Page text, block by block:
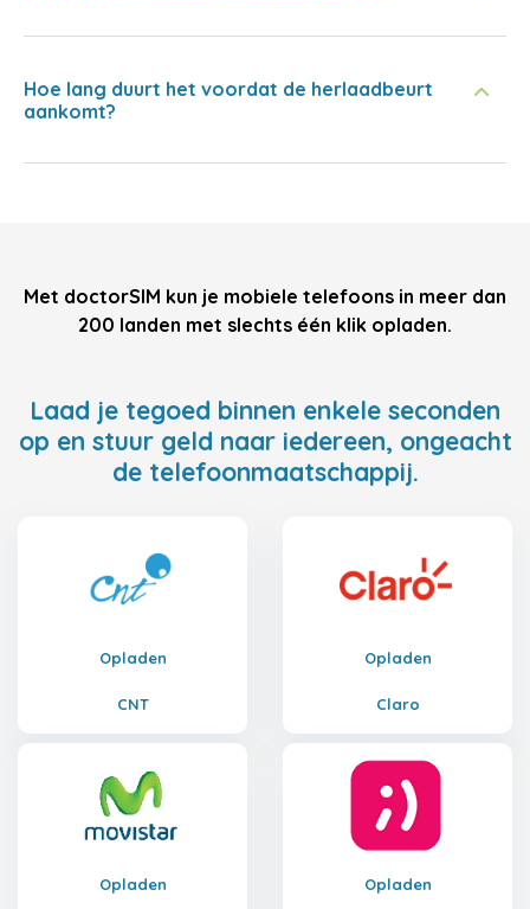
Hoe lang duurt het voordat de herlaadbeurt
aankomt?
Met doctorSIM kun je mobiele telefoons in meer dan
200 landen met slechts één klik opladen.
Laad je tegoed binnen enkele seconden
op en stuur geld naar iedereen, ongeacht
de telefoonmaatschappij.
Opladen
CNT
Opladen
Claro
Opladen Opladen